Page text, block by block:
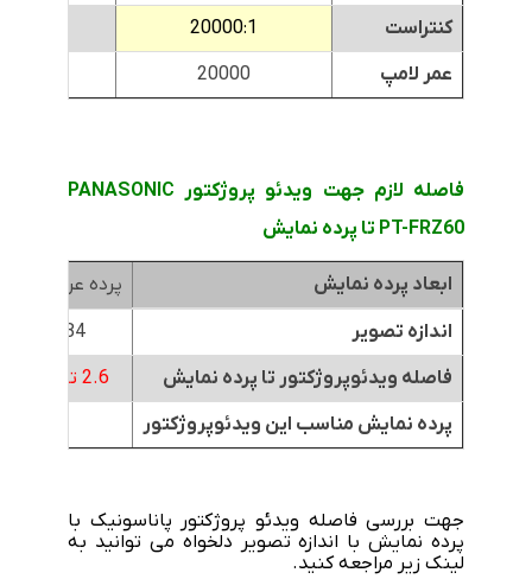
کنتراست
20000:1
عمر لامپ
20000
فاصله لازم جهت ویدئو پروژکتور PANASONIC
PT-FRZ60 تا پرده نمایش
ابعاد پرده نمایش
پرده عرض 1.8متر
اندازه تصویر
84 اینچ
فاصله ویدئوپروژکتور تا پرده نمایش
2.6 تا 5.2 متر
پرده نمایش مناسب این ویدئوپروژکتور
جهت بررسی فاصله ویدئو پروژکتور پاناسونیک با
پرده نمایش با اندازه تصویر دلخواه می توانید به
لینک زیر مراجعه کنید.